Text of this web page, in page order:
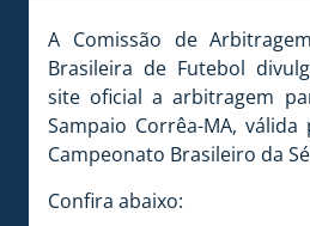
A Comissão de
Brasileira de Futebol
site oficial a arbitragem
Sampaio Corrêa-MA,
Campeonato Brasileiro da
Confira abaixo: